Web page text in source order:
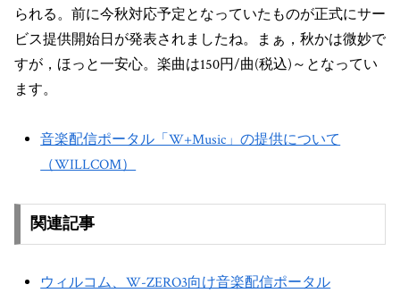
られる。前に今秋対応予定となっていたものが正式にサー
ビス提供開始日が発表されましたね。まぁ，秋かは微妙で
すが，ほっと一安心。楽曲は150円/曲(税込)～となってい
ます。
音楽配信ポータル「W+Music」の提供について
（WILLCOM）
関連記事
ウィルコム、W-ZERO3向け音楽配信ポータル